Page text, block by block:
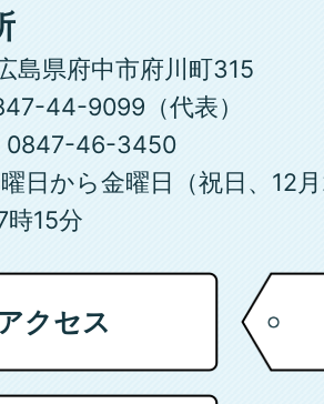
島県府中市府川町315
44-9099（代表）
0847-46-3450
日から金曜日（祝日、12
時15分
クセス